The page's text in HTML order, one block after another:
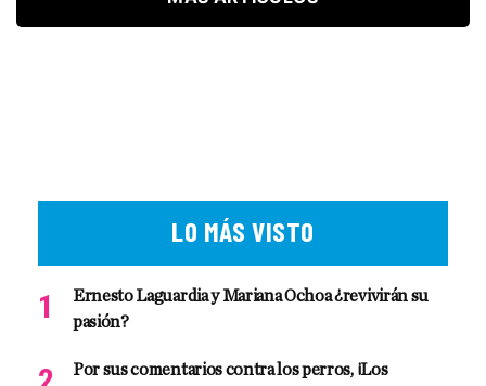
LO MÁS VISTO
Ernesto Laguardia y Mariana Ochoa ¿revivirán su
pasión?
Por sus comentarios contra los perros, ¡Los